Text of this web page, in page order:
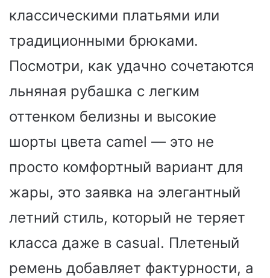
классическими платьями или
традиционными брюками.
Посмотри, как удачно сочетаются
льняная рубашка с легким
оттенком белизны и высокие
шорты цвета camel — это не
просто комфортный вариант для
жары, это заявка на элегантный
летний стиль, который не теряет
класса даже в casual. Плетеный
ремень добавляет фактурности, а